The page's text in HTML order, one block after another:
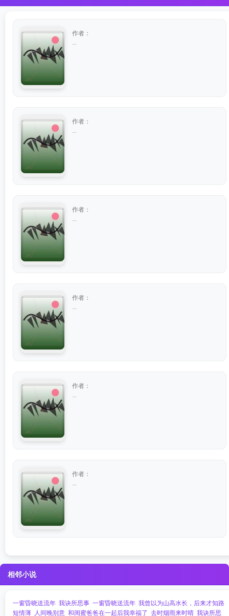
作者：
作者：
作者：
作者：
作者：
作者：
相邻小说
一窗昏晓送流年 我诀所思事 一窗昏晓送流年 我曾以为山高水长，后来才知路
短情薄 人间晚别意 和闺蜜爸爸在一起后我幸福了 去时烟雨来时晴 我诀所思